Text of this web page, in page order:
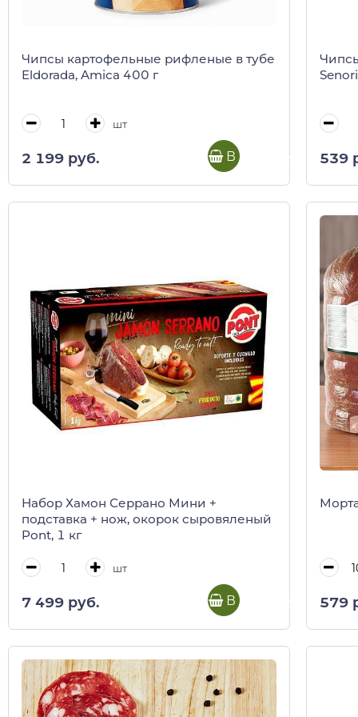
Чипсы картофельные рифленые в тубе
Eldorada, Amica 400 г
шт
2 199 руб. В корзину 539
Набор Хамон Серрано Мини +
подставка + нож, окорок сыровяленый
Pont, 1 кг
шт
7 499 руб. В корзину 579